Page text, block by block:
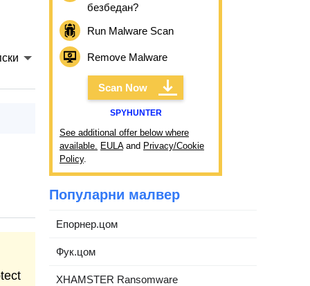
безбедан?
Run Malware Scan
Remove Malware
Scan Now
SPYHUNTER
See additional offer below where
available. EULAand Privacy/Cookie
Policy.
Популарни малвер
Епорнер.цом
Фук.цом
XHAMSTER Ransomware